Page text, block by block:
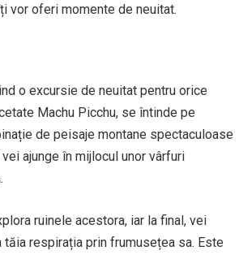
vor oferi momente de neuitat.
o excursie de neuitat pentru orice
Machu Picchu, se întinde pe
de peisaje montane spectaculoase
ajunge în mijlocul unor vârfuri
ruinele acestora, iar la final, vei
tăia respirația prin frumusețea sa. Este